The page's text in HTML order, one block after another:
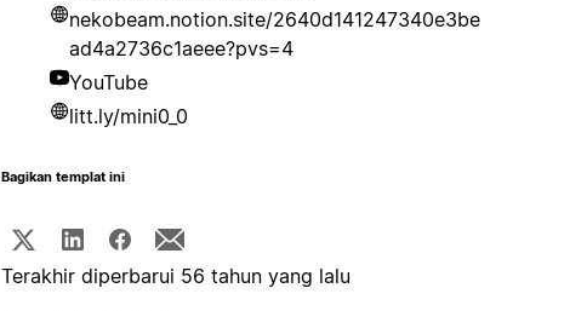
nekobeam.notion.site/2640d141247340e3be
ad4a2736c1aeee?pvs=4
YouTube
litt.ly/mini0_0
Bagikan templat ini
Terakhir diperbarui 56 tahun yang lalu